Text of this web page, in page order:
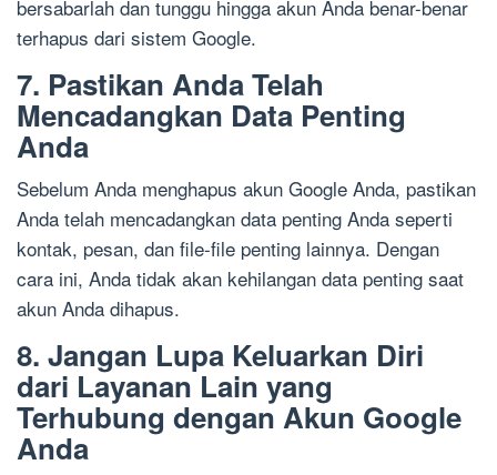
bersabarlah dan tunggu hingga akun Anda benar-benar
terhapus dari sistem Google.
7. Pastikan Anda Telah
Mencadangkan Data Penting
Anda
Sebelum Anda menghapus akun Google Anda, pastikan
Anda telah mencadangkan data penting Anda seperti
kontak, pesan, dan file-file penting lainnya. Dengan
cara ini, Anda tidak akan kehilangan data penting saat
akun Anda dihapus.
8. Jangan Lupa Keluarkan Diri
dari Layanan Lain yang
Terhubung dengan Akun Google
Anda